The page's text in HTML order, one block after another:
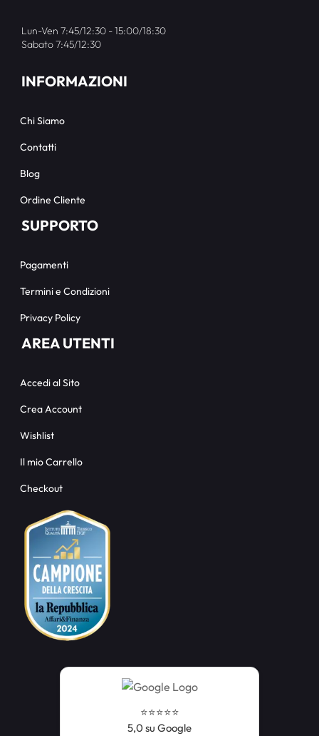
Lun-Ven 7:45/12:30 - 15:00/18:30
Sabato 7:45/12:30
INFORMAZIONI
Chi Siamo
Contatti
Blog
Ordine Cliente
SUPPORTO
Pagamenti
Termini e Condizioni
Privacy Policy
AREA UTENTI
Accedi al Sito
Crea Account
Wishlist
Il mio Carrello
Checkout
⭐️⭐️⭐️⭐️⭐️
5,0 su Google